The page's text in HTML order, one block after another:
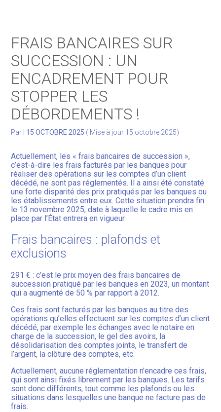
Gérer votre patrimoine
Facturation Électronique
FRAIS BANCAIRES SUR
SUCCESSION : UN
ENCADREMENT POUR
STOPPER LES
DÉBORDEMENTS !
Par 15 OCTOBRE 2025 ( Mise à jour 15 octobre 2025)
Actuellement, les « frais bancaires de succession »,
c’est-à-dire les frais facturés par les banques pour
réaliser des opérations sur les comptes d’un client
décédé, ne sont pas réglementés. Il a ainsi été constaté
une forte disparité des prix pratiqués par les banques ou
les établissements entre eux. Cette situation prendra fin
le 13 novembre 2025, date à laquelle le cadre mis en
place par l’État entrera en vigueur.
Frais bancaires : plafonds et
exclusions
291 € : c’est le prix moyen des frais bancaires de
succession pratiqué par les banques en 2023, un montant
qui a augmenté de 50 % par rapport à 2012.
Ces frais sont facturés par les banques au titre des
opérations qu’elles effectuent sur les comptes d’un client
décédé, par exemple les échanges avec le notaire en
charge de la succession, le gel des avoirs, la
désolidarisation des comptes joints, le transfert de
l’argent, la clôture des comptes, etc.
Actuellement, aucune réglementation n’encadre ces frais,
qui sont ainsi fixés librement par les banques. Les tarifs
sont donc différents, tout comme les plafonds ou les
situations dans lesquelles une banque ne facture pas de
frais.